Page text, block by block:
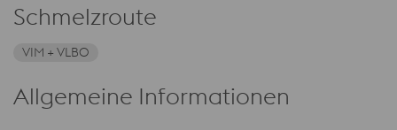
Schmelzroute
VIM + VLBO
Allgemeine Informationen